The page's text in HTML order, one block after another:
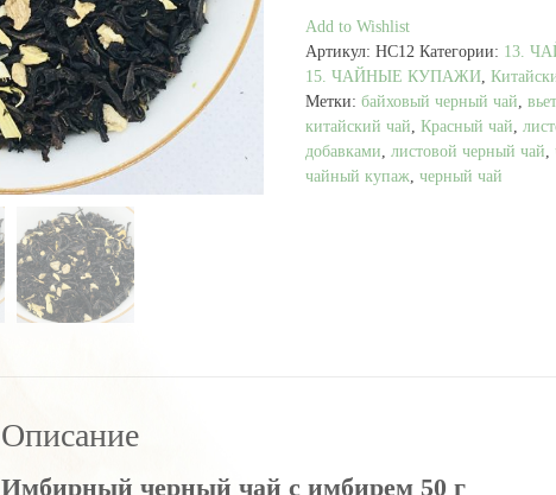
Add to Wishlist
Артикул:HC12 Категории: 13.
15. ЧАЙНЫЕ КУПАЖИ ,
Метки:байховый черный чай ,
китайский чай ,Красный чай
добавками
листовой черный чай ,
чайный купаж ,черный чай
Описание
Имбирный черный чай с имбирем 50 г